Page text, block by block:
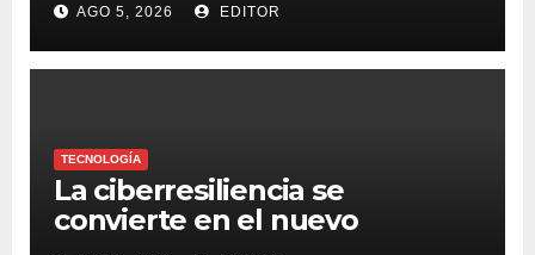
AGO 5, 2026 EDITOR
TECNOLOGÍA
La ciberresiliencia se
convierte en el nuevo